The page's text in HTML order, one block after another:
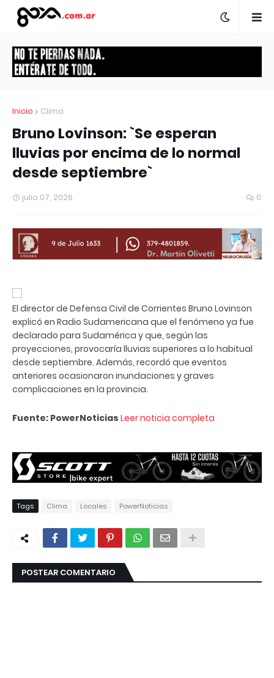
Inicio Clima
Bruno Lovinson: `Se esperan
lluvias por encima de lo normal
desde septiembre`
julio 07, 2026 0
El director de Defensa Civil de Corrientes Bruno Lovinson
explicó en Radio Sudamericana que el fenómeno ya fue
declarado para Sudamérica y que, según las
proyecciones, provocaría lluvias superiores a lo habitual
desde septiembre. Además, recordó que eventos
anteriores ocasionaron inundaciones y graves
complicaciones en la provincia.
Fuente: PowerNoticias Leer noticia completa
Tags Clima Locales PowerNoticias
POSTEAR COMENTARIO